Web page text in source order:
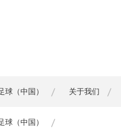
球（中国） 关于我们
球（中国）